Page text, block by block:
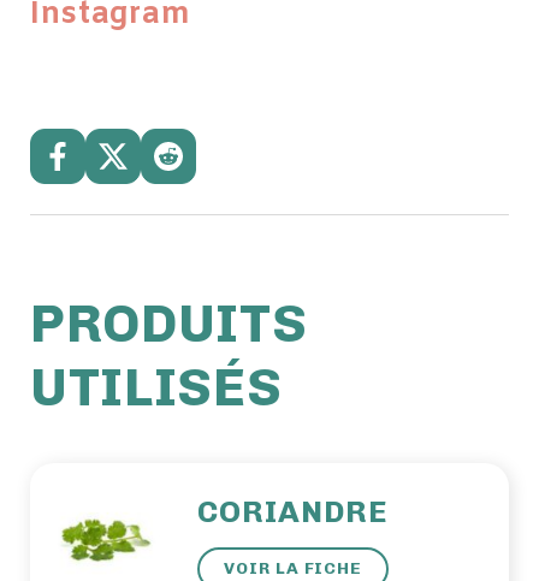
Instagram
PRODUITS
UTILISÉS
CORIANDRE
VOIR LA FICHE